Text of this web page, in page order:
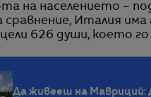
на населението –
сравнение, Италия
626 души, което
Да живееш на Мавриций: